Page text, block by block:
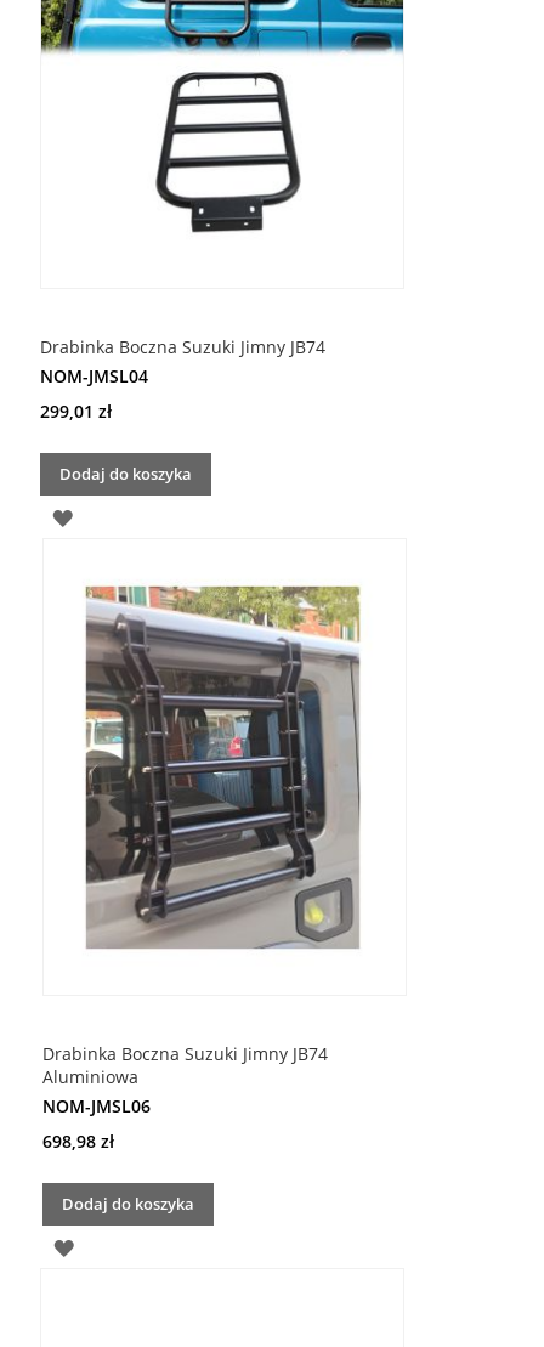
Drabinka Boczna Suzuki Jimny JB74
NOM-JMSL04
299,01 zł
Dodaj do koszyka
DODAJ
LISTY
ŻYCZEŃ
Drabinka Boczna Suzuki Jimny JB74
Aluminiowa
NOM-JMSL06
698,98 zł
Dodaj do koszyka
DODAJ